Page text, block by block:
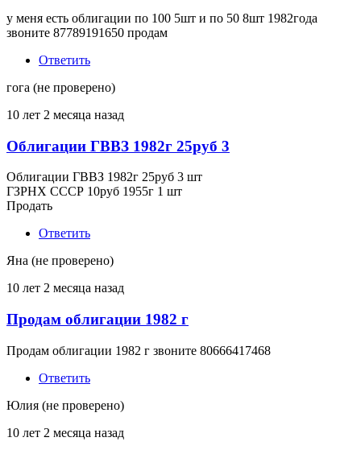
у меня есть облигации по 100 5шт и по 50 8шт 1982года
звоните 87789191650 продам
Ответить
гога (не проверено)
10 лет 2 месяца назад
Облигации ГВВЗ 1982г 25руб 3
Облигации ГВВЗ 1982г 25руб 3 шт
ГЗРНХ ССCР 10руб 1955г 1 шт
Продать
Ответить
Яна (не проверено)
10 лет 2 месяца назад
Продам облигации 1982 г
Продам облигации 1982 г звоните 80666417468
Ответить
Юлия (не проверено)
10 лет 2 месяца назад